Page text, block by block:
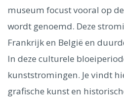
Singapore
Dublin
Hong Kong München
Madrid
Vancouver
Alles bekijken
museum focust vooral op
wordt genoemd. Deze
Frankrijk en België en
In deze culturele
kunststromingen. Je vindt
grafische kunst en